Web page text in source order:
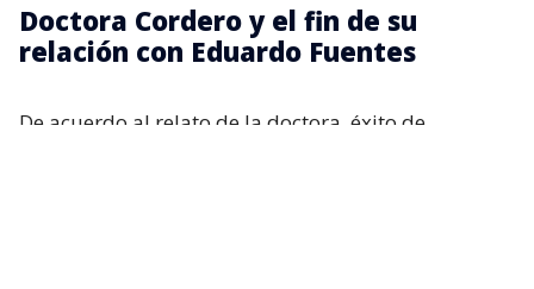
Doctora Cordero y el fin de su
relación con Eduardo Fuentes
De acuerdo al relato de la doctora, éxito de